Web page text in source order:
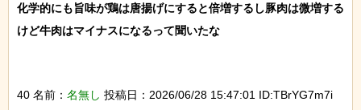
化学的にも旨味が鶏は唐揚げにすると倍増するし豚肉は微増する
けど牛肉はマイナスになるって聞いたな
40 名前： 名無し 投稿日：2026/06/28 15:47:01 ID:TBrYG7m7i